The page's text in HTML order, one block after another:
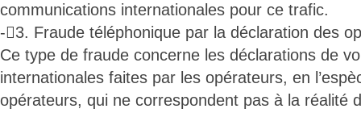
communications internationales pour ce trafic.
-3. Fraude téléphonique par la déclaration des
Ce type de fraude concerne les déclarations de
internationales faites par les opérateurs, en
opérateurs, qui ne correspondent pas à la réalité